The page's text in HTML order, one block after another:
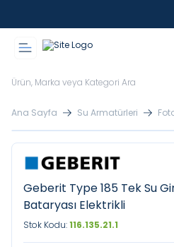
Ana Sayfa Su Armatürleri
Geberit Type 185 Tek Su
Bataryası Elektrikli
Stok Kodu:116.135.21.1